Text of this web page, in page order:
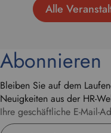
Alle
Abonnieren
Bleiben Sie auf dem
Neuigkeiten aus der HR-
Ihre geschäftliche E-Mail-